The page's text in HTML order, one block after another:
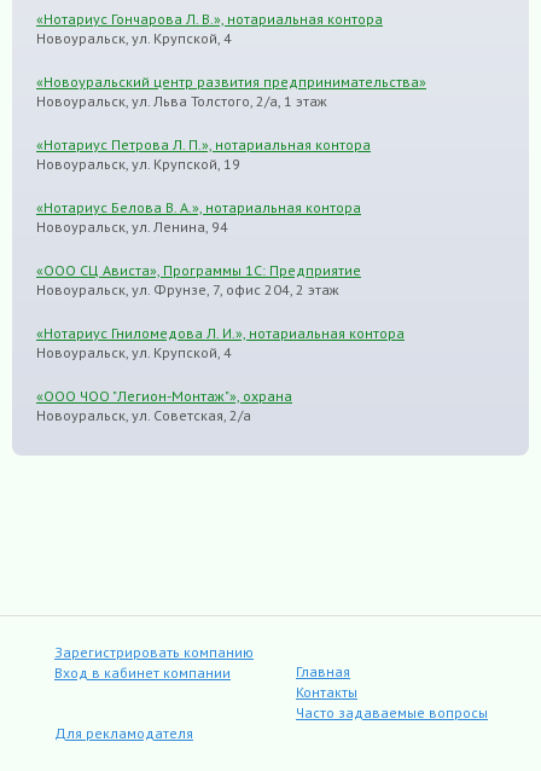
«Нотариус Гончарова Л. В.», нотариальная контора
Новоуральск, ул. Крупской, 4
«Новоуральский центр развития предпринимательства»
Новоуральск, ул. Льва Толстого, 2/а, 1 этаж
«Нотариус Петрова Л. П.», нотариальная контора
Новоуральск, ул. Крупской, 19
«Нотариус Белова В. А.», нотариальная контора
Новоуральск, ул. Ленина, 94
«ООО СЦ Ависта», Программы 1С: Предприятие
Новоуральск, ул. Фрунзе, 7, офис 204, 2 этаж
«Нотариус Гниломедова Л. И.», нотариальная контора
Новоуральск, ул. Крупской, 4
«ООО ЧОО "Легион-Монтаж"», охрана
Новоуральск, ул. Советская, 2/а
Зарегистрировать компанию
Вход в кабинет компании
Главная
Контакты
Часто задаваемые вопросы
Для рекламодателя